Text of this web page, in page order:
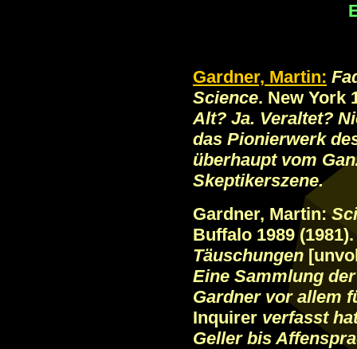
Gardner, Martin:
Science. New York
Alt? Ja. Veraltet?
das Pionierwerk
überhaupt vom
Skeptikerszene.
Gardner, Martin:
Buffalo 1989
Täuschungen
Eine Sammlung
Gardner vor allem
Inquirer verfasst
Geller bis